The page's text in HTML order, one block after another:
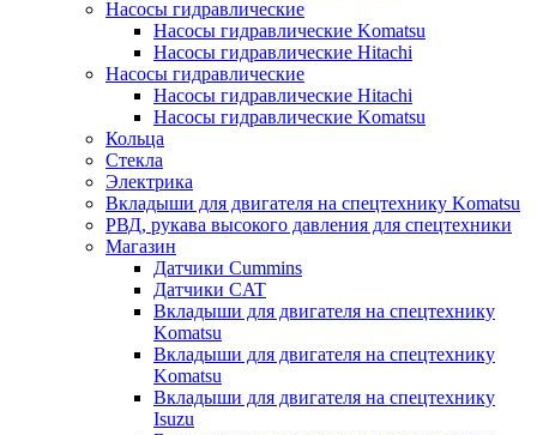
Насосы гидравлические
Насосы гидравлические Komatsu
Насосы гидравлические Hitachi
Насосы гидравлические
Насосы гидравлические Hitachi
Насосы гидравлические Komatsu
Кольца
Стекла
Электрика
Вкладыши для двигателя на спецтехнику Komatsu
РВД, рукава высокого давления для спецтехники
Магазин
Датчики Cummins
Датчики CAT
Вкладыши для двигателя на спецтехнику
Komatsu
Вкладыши для двигателя на спецтехнику
Komatsu
Вкладыши для двигателя на спецтехнику
Isuzu